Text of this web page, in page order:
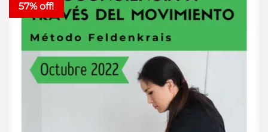
57% off!